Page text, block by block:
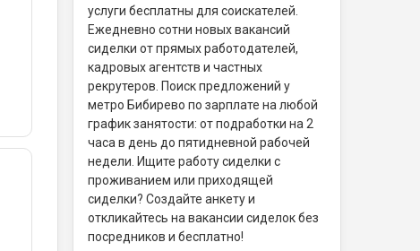
услуги бесплатны для соискателей.
Ежедневно сотни новых вакансий
сиделки от прямых работодателей,
кадровых агентств и частных
рекрутеров. Поиск предложений у
метро Бибирево по зарплате на любой
график занятости: от подработки на 2
часа в день до пятидневной рабочей
недели. Ищите работу сиделки с
проживанием или приходящей
сиделки? Создайте анкету и
откликайтесь на вакансии сиделок без
посредников и бесплатно!